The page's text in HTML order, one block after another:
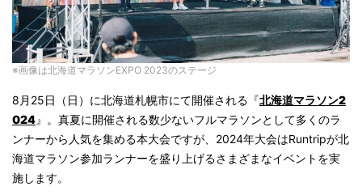
※画像は北海道マラソンEXPO 2023のステージ
8月25日（日）に北海道札幌市にて開催される『北海道マラソン2
024』。真夏に開催される数少ないフルマラソンとして多くのラ
ンナーから人気を集める本大会ですが、2024年大会はRuntripが北
海道マラソン参加ランナーを盛り上げるさまざまなイベントを実
施します。